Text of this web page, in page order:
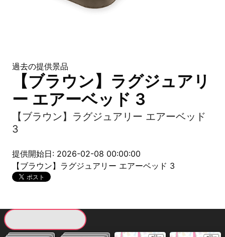
過去の提供景品
【ブラウン】ラグジュアリ
ー エアーベッド 3
【ブラウン】ラグジュアリー エアーベッド
3
提供開始日: 2026-02-08 00:00:00
【ブラウン】ラグジュアリー エアーベッド 3